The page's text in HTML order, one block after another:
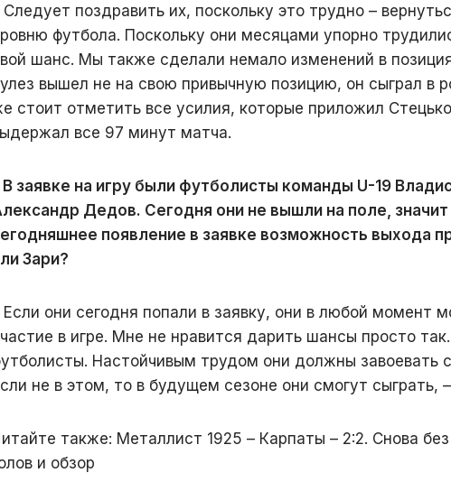
Следует поздравить их, поскольку это трудно –
футбола. Поскольку они месяцами упорно
шанс. Мы также сделали немало изменений в
вышел не на свою привычную позицию, он сыграл в
стоит отметить все усилия, которые приложил
все 97 минут матча.
В заявке на игру были футболисты команды U-19
Дедов. Сегодня они не вышли на поле, значит
появление в заявке возможность выхода
Зари?
Если они сегодня попали в заявку, они в любой момент
в игре. Мне не нравится дарить шансы просто
Настойчивым трудом они должны завоевать
не в этом, то в будущем сезоне они смогут сыграть,
также: Металлист 1925 – Карпаты – 2:2. Снова
и обзор